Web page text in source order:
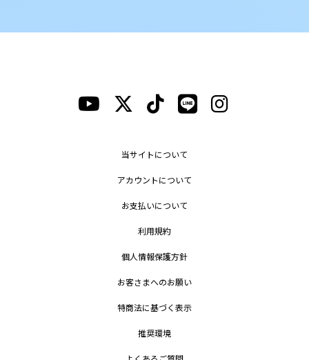
当サイトについて
アカウントについて
お支払いについて
利用規約
個人情報保護方針
お客さまへのお願い
特商法に基づく表示
推奨環境